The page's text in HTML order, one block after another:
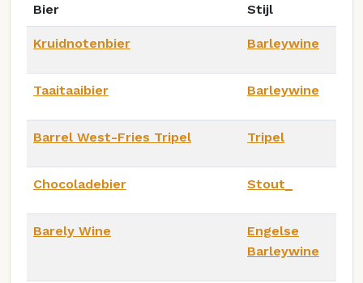
Bier Stijl
Kruidnotenbier Barleywine
Taaitaaibier Barleywine
Barrel West-Fries Tripel Tripel
Chocoladebier Stout_
Barely Wine
Engelse
Barleywine